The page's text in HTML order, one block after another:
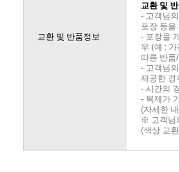
교환 및 반품정보
교환 및
- 고객님
포장 등을
- 포장을
우 (예 :
따른 반품
- 고객님
제공한 경
- 시간의
- 복제가
(자세한
※ 고객님
(색상 교